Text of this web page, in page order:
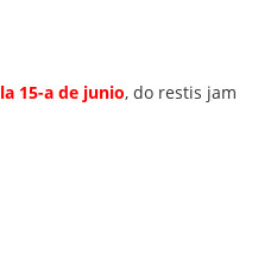
la 15-a de junio, do restis jam